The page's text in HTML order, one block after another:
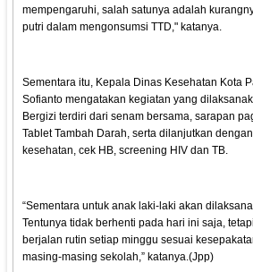
mempengaruhi, salah satunya adalah
putri dalam mengonsumsi TTD," katanya.
Sementara itu, Kepala Dinas Kesehatan Kota
Sofianto mengatakan kegiatan yang
Bergizi terdiri dari senam bersama, sarapan
Tablet Tambah Darah, serta dilanjutkan
kesehatan, cek HB, screening HIV dan TB.
“Sementara untuk anak laki-laki akan
Tentunya tidak berhenti pada hari ini saja,
berjalan rutin setiap minggu sesuai
masing-masing sekolah,” katanya.(Jpp)